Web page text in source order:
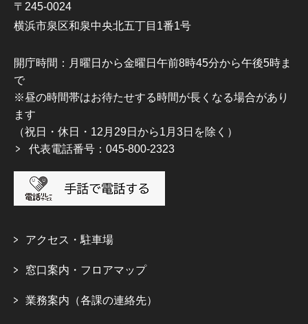
〒245-0024
横浜市泉区和泉中央北五丁目1番1号
開庁時間：月曜日から金曜日午前8時45分から午後5時ま
で
※昼の時間帯はお待たせする時間が長くなる場合があり
ます
（祝日・休日・12月29日から1月3日を除く）
代表電話番号：045-800-2323
アクセス・駐車場
窓口案内・フロアマップ
業務案内（各課の連絡先）